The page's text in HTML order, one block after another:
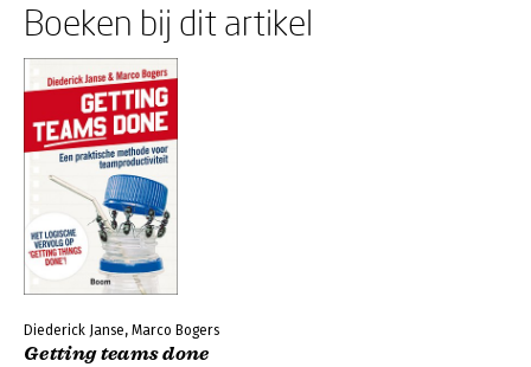
Boeken bij dit artikel
Diederick Janse, Marco Bogers
Getting teams done